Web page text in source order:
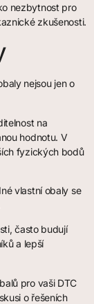
nezbytnost pro
zkušenosti.
nejsou jen o
na
hodnotu. V
fyzických bodů
vlastní obaly se
často budují
a lepší
pro vaši DTC
o řešeních